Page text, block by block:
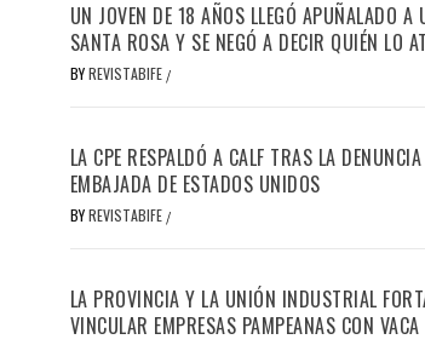
UN JOVEN DE 18 AÑOS LLEGÓ APUÑALADO
SANTA ROSA Y SE NEGÓ A DECIR QUIÉN LO
BY REVISTABIFE /
LA CPE RESPALDÓ A CALF TRAS LA
EMBAJADA DE ESTADOS UNIDOS
BY REVISTABIFE /
LA PROVINCIA Y LA UNIÓN INDUSTRIAL
VINCULAR EMPRESAS PAMPEANAS CON